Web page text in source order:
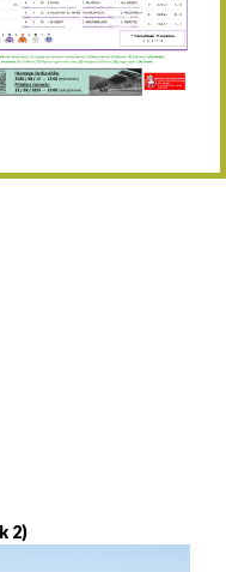
Abuztaren 12a / 12 de
Abuztuaren 15a / 15 de
Abuztuaren 30a / 30 de
2)